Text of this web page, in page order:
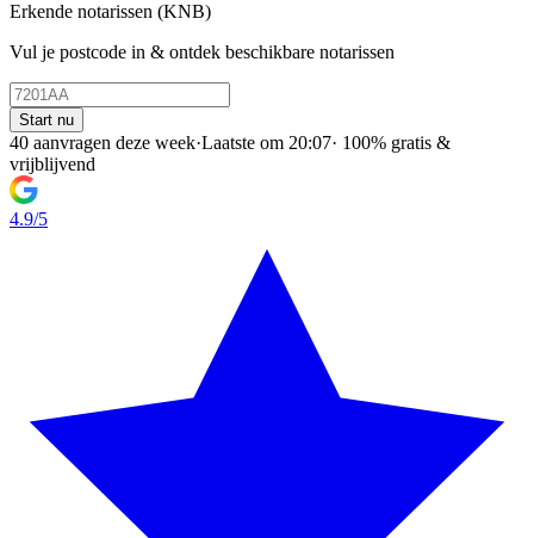
Erkende notarissen (KNB)
Vul je postcode in & ontdek beschikbare notarissen
Start nu
40 aanvragen deze week·Laatste om 20:07· 100% gratis &
vrijblijvend
4.9/5